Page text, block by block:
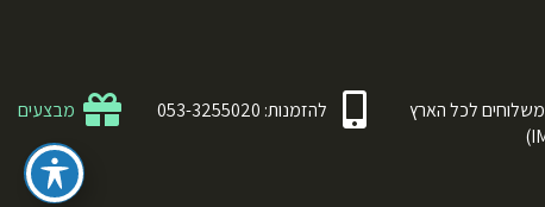
משלוחים לכל הארץ להזמנות: 053-3255020 מבצעים